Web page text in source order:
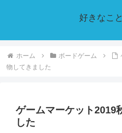
好きなこ
ホーム ボードゲーム
物してきました
ゲームマーケット2019
した